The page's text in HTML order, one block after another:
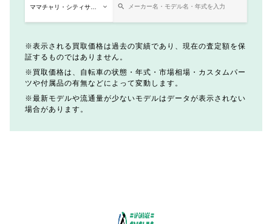
表示される買取価格は過去の実績であり、現在の査定額を保
証するものではありません。
買取価格は、自転車の状態・年式・市場相場・カスタムパー
ツや付属品の有無などによって変動します。
最新モデルや流通量が少ないモデルはデータが表示されない
場合があります。